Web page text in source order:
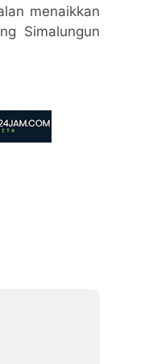
menaikkan
Simalungun